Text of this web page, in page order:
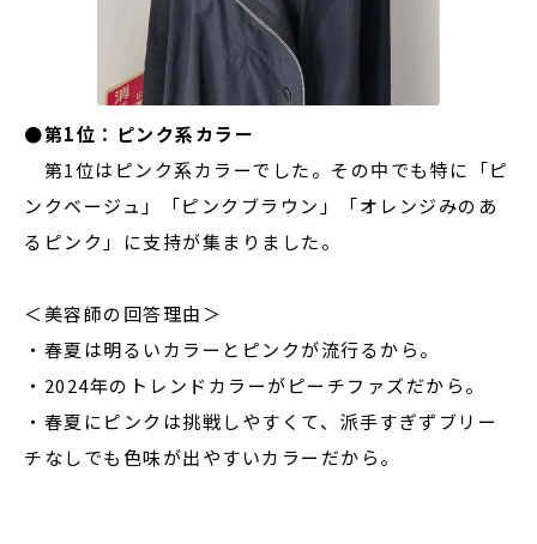
●第1位：ピンク系カラー
第1位はピンク系カラーでした。その中でも特に「ピ
ンクベージュ」「ピンクブラウン」「オレンジみのあ
るピンク」に支持が集まりました。
＜美容師の回答理由＞
・春夏は明るいカラーとピンクが流行るから。
・2024年のトレンドカラーがピーチファズだから。
・春夏にピンクは挑戦しやすくて、派手すぎずブリー
チなしでも色味が出やすいカラーだから。